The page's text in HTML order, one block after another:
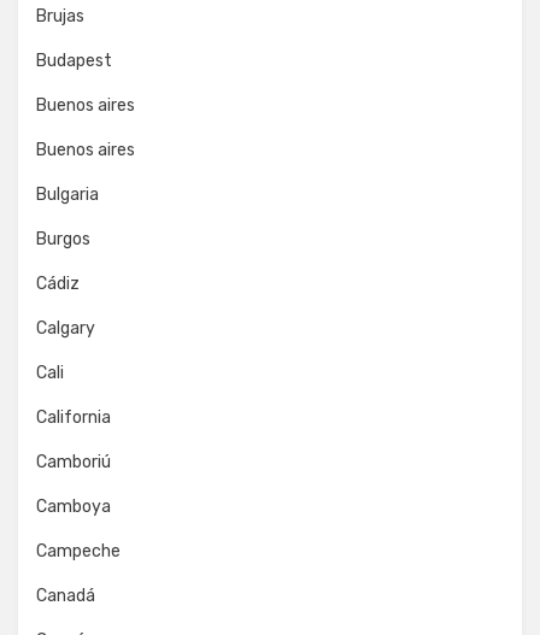
Brujas
Budapest
Buenos aires
Buenos aires
Bulgaria
Burgos
Cádiz
Calgary
Cali
California
Camboriú
Camboya
Campeche
Canadá